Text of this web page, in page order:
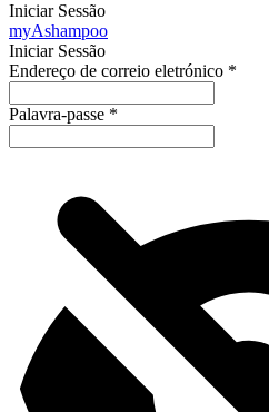
Iniciar Sessão
myAshampoo
Iniciar Sessão
Endereço de correio eletrónico *
Palavra-passe *